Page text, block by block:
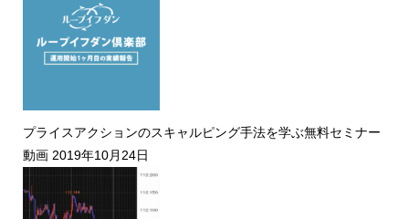
プライスアクションのスキャルピング手法を学ぶ無料セミナー
動画2019年10月24日